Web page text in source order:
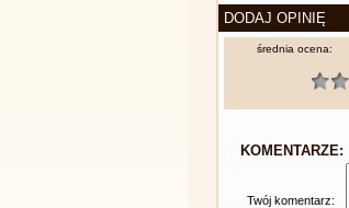
DODAJ OPINIĘ
średnia ocena:
KOMENTARZE:
Twój komentarz: